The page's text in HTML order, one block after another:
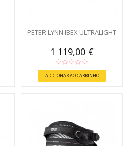
PETER LYNN IBEX ULTRALIGHT
1 119,00 €
ADICIONAR AO CARRINHO